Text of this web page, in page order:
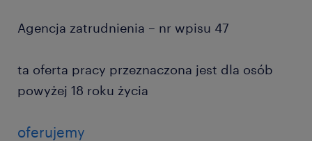
Agencja zatrudnienia – nr wpisu 47
ta oferta pracy przeznaczona jest dla osób
powyżej 18 roku życia
oferujemy